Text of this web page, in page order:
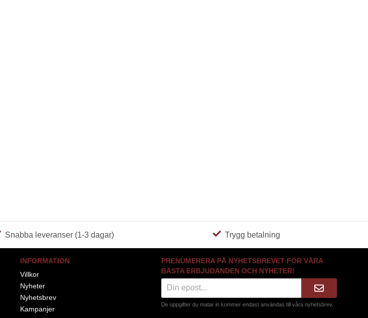
Snabba leveranser (1-3 dagar) Trygg betalning
INFORMATION
Villkor
Nyheter
Nyhetsbrev
Kampanjer
PRENUMERERA PÅ NYHETSBREVET FÖR VÅRA
BÄSTA ERBJUDANDEN OCH NYHETER!
De uppgifter du matar in kommer endast användas till våra nyhetsbrev.